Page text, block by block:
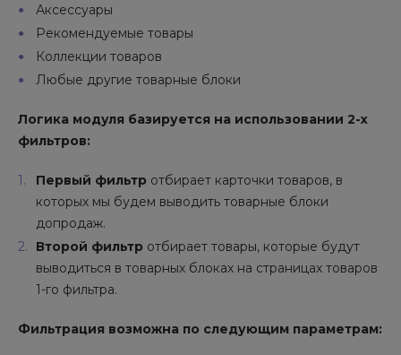
Аксессуары
Рекомендуемые товары
Коллекции товаров
Любые другие товарные блоки
Логика модуля базируется на использовании 2-х
фильтров:
Первый фильтр отбирает карточки товаров, в
которых мы будем выводить товарные блоки
допродаж.
Второй фильтр отбирает товары, которые будут
выводиться в товарных блоках на страницах товаров
1-го фильтра.
Фильтрация возможна по следующим параметрам: